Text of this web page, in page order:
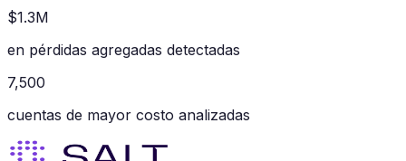
$1.3M
en pérdidas agregadas detectadas
7,500
cuentas de mayor costo analizadas